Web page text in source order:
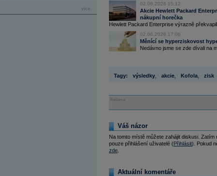
více...
02.06.2026 15:12
Akcie Hewlett Packard
nákupní horečka
Hewlett Packard Enterprise výrazně
02.06.2026 17:06
Měnící se hyperziskovost
Nedávno jsme se zde dívali na
Tagy: výsledky akcie Kofola zisk
Reklama
Váš názor
Na tomto místě můžete zahájit diskusi.
pouze přihlášení uživatelé (Přihlásit). Pokud
zde
Aktuální komentáře